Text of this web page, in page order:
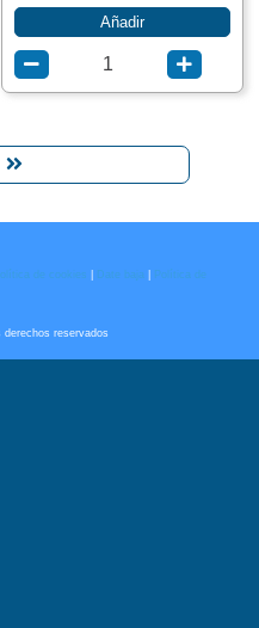
Añadir
de cookies Date baja
Política de
reservados